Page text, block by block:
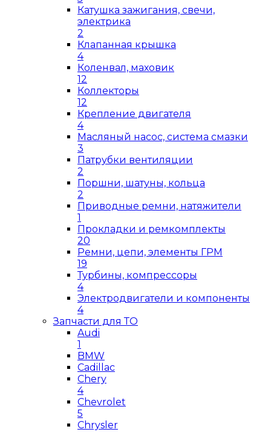
Катушка зажигания, свечи,
электрика
2
Клапанная крышка
4
Коленвал, маховик
12
Коллекторы
12
Крепление двигателя
4
Масляный насос, система смазки
3
Патрубки вентиляции
2
Поршни, шатуны, кольца
2
Приводные ремни, натяжители
1
Прокладки и ремкомплекты
20
Ремни, цепи, элементы ГРМ
19
Турбины, компрессоры
4
Электродвигатели и компоненты
4
Запчасти для ТО
Audi
1
BMW
Cadillac
Chery
4
Chevrolet
5
Chrysler